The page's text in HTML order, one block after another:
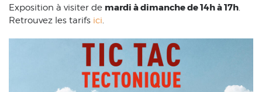
Exposition à visiter de mardi à dimanche de 14h à 17h
Retrouvez les tarifs ici